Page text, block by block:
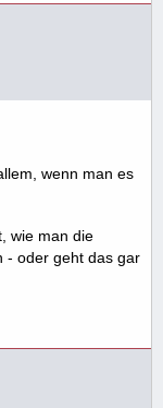
wenn man es
wie man die
- oder geht das gar